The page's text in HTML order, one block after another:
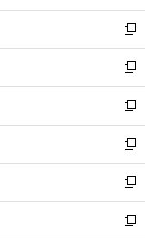
開
く
ウ
で
開
く
ン
ド
ウ
で
開
く
ウ
ィ
ン
ド
ウ
で
開
く
新
し
い
ウ
ィ
ン
ド
ウ
で
開
く
新
し
い
ウ
ィ
ン
ド
ウ
で
開
新
し
い
ウ
ィ
ン
ド
ウ
新
し
い
ウ
ィ
新
し
い
新